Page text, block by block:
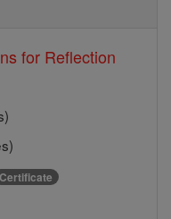
for Reflection
Certificate